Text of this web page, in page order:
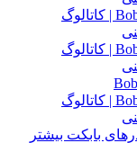
مینی لودر بابکت Bobcat S185 | کاتالوگ
مینی لودر بابکت Bobcat S130 | کاتالوگ
مینی لودر بابکت Bobcat S300 | کاتالوگ
بابکت بیشتر